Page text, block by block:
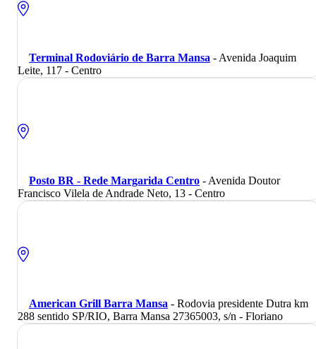
Terminal Rodoviário de Barra Mansa - Avenida Joaquim
Leite, 117 - Centro
Posto BR - Rede Margarida Centro - Avenida Doutor
Francisco Vilela de Andrade Neto, 13 - Centro
American Grill Barra Mansa - Rodovia presidente Dutra km
288 sentido SP/RIO, Barra Mansa 27365003, s/n - Floriano